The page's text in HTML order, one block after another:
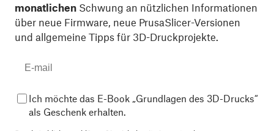
monatlichen Schwung an nützlichen Informationen
über neue Firmware, neue PrusaSlicer-Versionen
und allgemeine Tipps für 3D-Druckprojekte.
Ich möchte das E-Book „Grundlagen des 3D-Drucks“
als Geschenk erhalten.